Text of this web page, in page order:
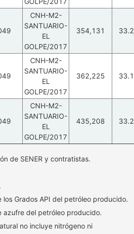
CNH-M2-
SANTUARIO-
EL
GOLPE/2017
354,131 33.2
CNH-M2-
SANTUARIO-
EL
GOLPE/2017
362,225 33.1
CNH-M2-
SANTUARIO-
EL
GOLPE/2017
435,208 33.2
de SENER y contratistas.
Grados API del petróleo producido.
azufre del petróleo producido.
no incluye nitrógeno ni